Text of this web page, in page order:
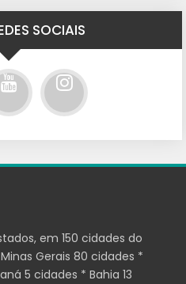
SOCIAIS
em 150 cidades do
Gerais 80 cidades *
5 cidades * Bahia 13